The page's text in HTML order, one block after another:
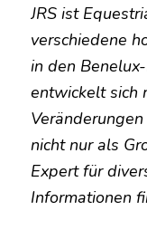
JRS ist
verschiedene
in den
entwickelt sich
nicht nur als
Expert für
Informationen